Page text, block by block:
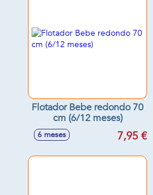
Flotador Bebe redondo 70
cm (6/12 meses)
6 meses 7,95 €